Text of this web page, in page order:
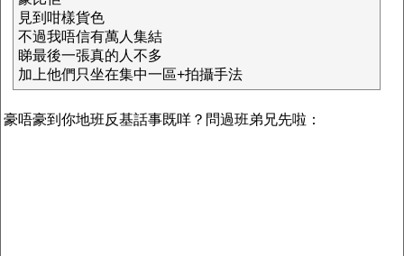
見到咁樣貨色
不過我唔信有萬人集結
睇最後一張真的人不多
加上他們只坐在集中一區+拍攝手法
豪唔豪到你地班反基話事既咩？問過班弟兄先啦：